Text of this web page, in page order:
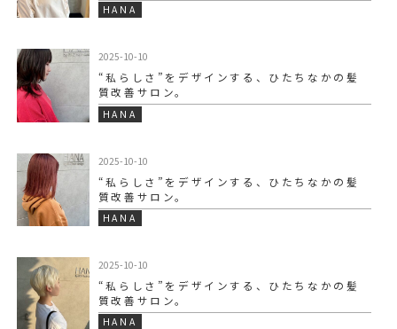
HANA
2025-10-10
“私らしさ”をデザインする、ひたちなかの髪
質改善サロン。
HANA
2025-10-10
“私らしさ”をデザインする、ひたちなかの髪
質改善サロン。
HANA
2025-10-10
“私らしさ”をデザインする、ひたちなかの髪
質改善サロン。
HANA